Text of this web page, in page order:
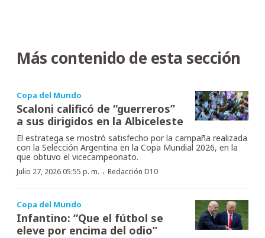
Más contenido de esta sección
Copa del Mundo
Scaloni calificó de “guerreros”
a sus dirigidos en la Albiceleste
El estratega se mostró satisfecho por la campaña realizada
con la Selección Argentina en la Copa Mundial 2026, en la
que obtuvo el vicecampeonato.
Julio 27, 2026 05:55 p. m. · Redacción D10
Copa del Mundo
Infantino: “Que el fútbol se
eleve por encima del odio”